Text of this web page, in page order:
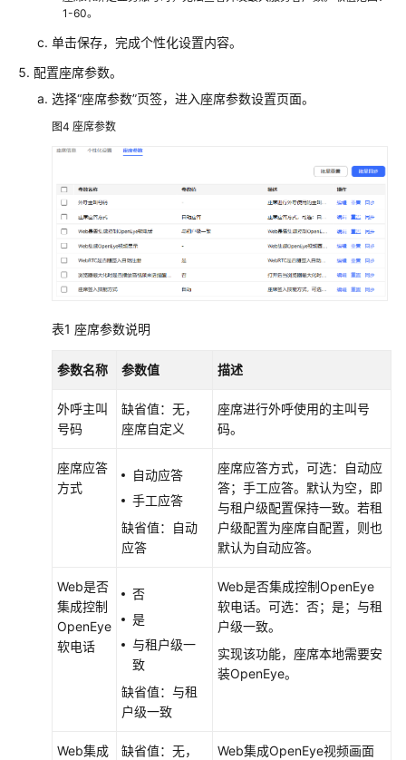
帮
助
档
填
单
信
息
员
南
1-60。
单击保存，完成个性化设置内容。
配置座席参数。
选择“座席参数”页签，进入座席参数设置页面。
图4 座席参数
表1 座席参数说明
参数名称 参数值 描述
外呼主叫
号码
缺省值：无，
座席自定义
座席进行外呼使用的主叫号
码。
座席应答
方式
自动应答
手工应答
缺省值：自动
应答
座席应答方式，可选：自动应
答；手工应答。默认为空，即
与租户级配置保持一致。若租
户级配置为座席自配置，则也
默认为自动应答。
Web是否
集成控制
OpenEye
软电话
否
是
与租户级一
致
缺省值：与租
户级一致
Web是否集成控制OpenEye
软电话。可选：否；是；与租
户级一致。
实现该功能，座席本地需要安
装OpenEye。
Web集成
缺省值：无，
Web集成OpenEye视频画面